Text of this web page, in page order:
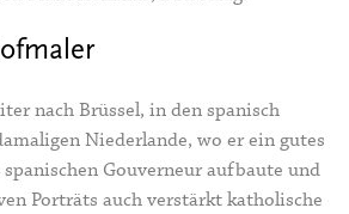
nach Brüssel, in den spanisch
Niederlande, wo er ein gutes
Gouverneur aufbaute und
Porträts auch verstärkt katholische